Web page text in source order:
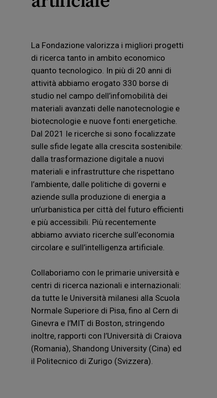
La Fondazione valorizza i migliori progetti
di ricerca tanto in ambito economico
quanto tecnologico. In più di 20 anni di
attività abbiamo erogato 330 borse di
studio nel campo dell’infomobilità dei
materiali avanzati delle nanotecnologie e
biotecnologie e nuove fonti energetiche.
Dal 2021 le ricerche si sono focalizzate
sulle sfide legate alla crescita sostenibile:
dalla trasformazione digitale a nuovi
materiali e infrastrutture che rispettano
l’ambiente, dalle politiche di governi e
aziende sulla produzione di energia a
un’urbanistica per città del futuro efficienti
e più accessibili. Più recentemente
abbiamo avviato ricerche sull’economia
circolare e sull’intelligenza artificiale.
Collaboriamo con le primarie università e
centri di ricerca nazionali e internazionali:
da tutte le Università milanesi alla Scuola
Normale Superiore di Pisa, fino al Cern di
Ginevra e I’MIT di Boston, stringendo
inoltre, rapporti con l’Università di Craiova
(Romania), Shandong University (Cina) ed
il Politecnico di Zurigo (Svizzera).